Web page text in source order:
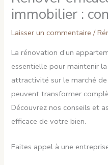
immobilier :
Laisser un commentaire /
La rénovation d’un
essentielle pour maintenir
attractivité sur le marché
peuvent transformer
Découvrez nos conseils et
efficace de votre bien.
Faites appel à une